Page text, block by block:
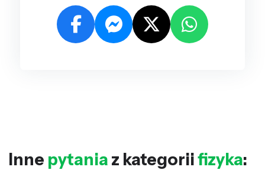
Inne pytania z kategoriifizyka: